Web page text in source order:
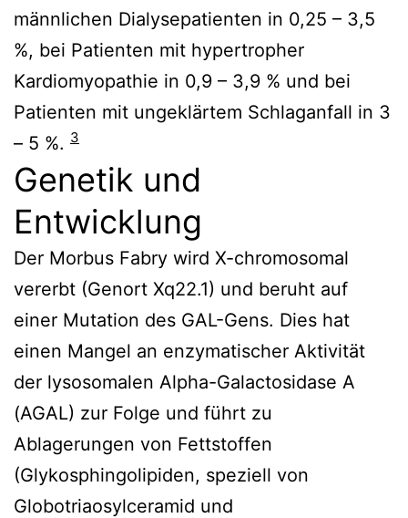
männlichen Dialysepatienten in 0,25 – 3,5
%, bei Patienten mit hypertropher
Kardiomyopathie in 0,9 – 3,9 % und bei
Patienten mit ungeklärtem Schlaganfall in 3
– 5 %. 3
Genetik und
Entwicklung
Der Morbus Fabry wird X-chromosomal
vererbt (Genort Xq22.1) und beruht auf
einer Mutation des GAL-Gens. Dies hat
einen Mangel an enzymatischer Aktivität
der lysosomalen Alpha-Galactosidase A
(AGAL) zur Folge und führt zu
Ablagerungen von Fettstoffen
(Glykosphingolipiden, speziell von
Globotriaosylceramid und